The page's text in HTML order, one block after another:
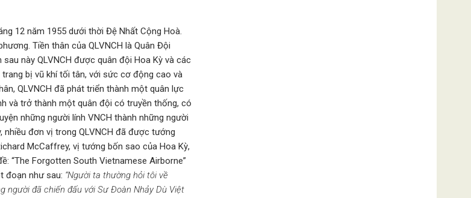
12 năm 1955 dưới thời Đệ Nhất Cộng Hoà.
Tiền thân của QLVNCH là Quân Đội
này QLVNCH được quân đội Hoa Kỳ và các
bị vũ khí tối tân, với sức cơ động cao và
QLVNCH đã phát triển thành một quân lực
và trở thành một quân đội có truyền thống, có
những người lính VNCH thành những người
nhiều đơn vị trong QLVNCH đã được tướng
McCaffrey, vị tướng bốn sao của Hoa Kỳ,
“The Forgotten South Vietnamese Airborne”
đoạn như sau: “Người ta thường hỏi tôi về
người đã chiến đấu với SưĐoàn Nhảy Dù Việt